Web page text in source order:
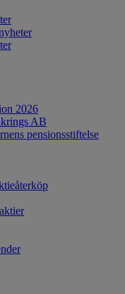
2026
AB
pensionsstiftelse